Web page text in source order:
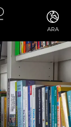
ARA
ITA
ENG
DEU
ESP
RUS
CHI
JPN